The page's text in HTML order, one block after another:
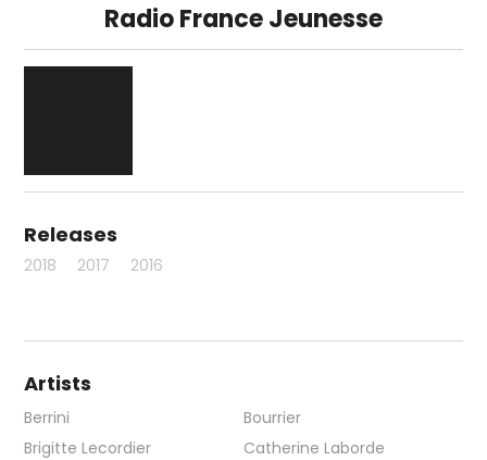
Radio France Jeunesse
Releases
2018 2017 2016
Artists
Berrini
Bourrier
Brigitte Lecordier
Catherine Laborde